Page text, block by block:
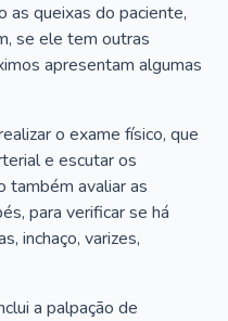
as queixas do paciente,
se ele tem outras
apresentam algumas
o exame físico, que
e escutar os
também avaliar as
para verificar se há
inchaço, varizes,
a palpação de